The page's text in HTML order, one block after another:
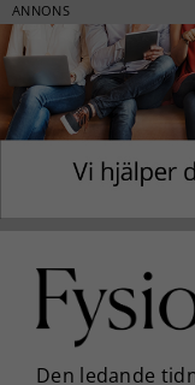
ANNONS
innehållet